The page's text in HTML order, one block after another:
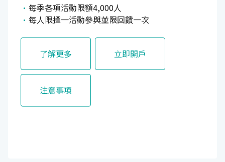
每季各項活動限額4,000人
每人限擇一活動參與並限回饋一次
了解更多 立即開戶
注意事項